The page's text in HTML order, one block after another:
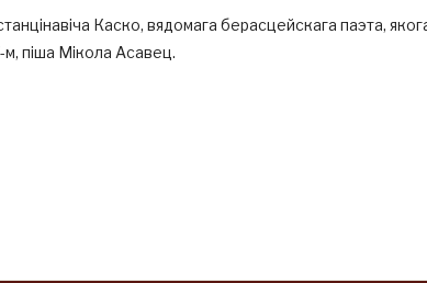
Каско, вядомага берасцейскага паэта,
м, піша Мікола Асавец.